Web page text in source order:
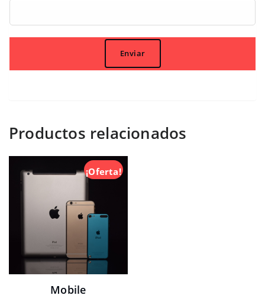
Productos relacionados
¡Oferta!
Mobile